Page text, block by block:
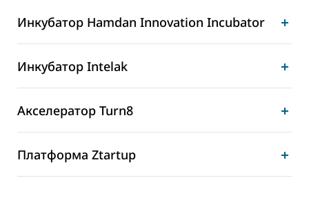
Инкубатор Hamdan Innovation Incubator
Инкубатор Intelak
Акселератор Turn8
Платформа Ztartup